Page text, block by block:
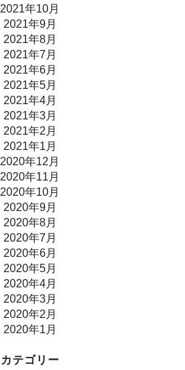
2021年10月
2021年9月
2021年8月
2021年7月
2021年6月
2021年5月
2021年4月
2021年3月
2021年2月
2021年1月
2020年12月
2020年11月
2020年10月
2020年9月
2020年8月
2020年7月
2020年6月
2020年5月
2020年4月
2020年3月
2020年2月
2020年1月
カテゴリー